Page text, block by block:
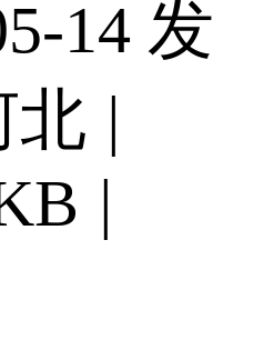
14 发
北 |
|